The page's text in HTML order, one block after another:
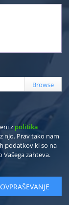
z politika
njo. Prav tako nam
podatkov ki so na
zahteva.